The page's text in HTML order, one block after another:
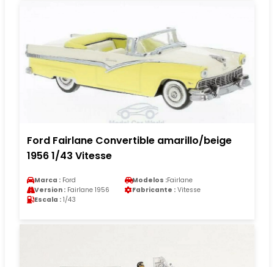
Ford Fairlane Convertible amarillo/beige
1956 1/43 Vitesse
Marca : Ford Modelos :Fairlane
Version : Fairlane 1956 Fabricante : Vitesse
Escala : 1/43